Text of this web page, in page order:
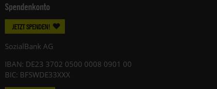
Spendenkonto
JETZT SPENDEN!
SozialBank AG
IBAN: DE23 3702 0500 0008 0901 00
BIC: BFSWDE33XXX